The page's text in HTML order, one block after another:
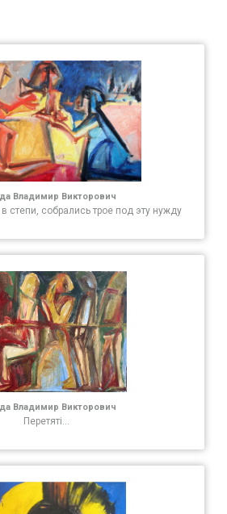
Владимир Викторович
степи, собрались трое под эту нужду
Владимир Викторович
Перетяті…